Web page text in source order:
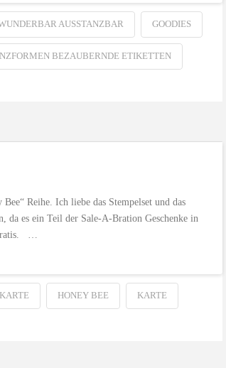
AUSSTANZBAR GOODIES
BEZAUBERNDE ETIKETTEN
Reihe. Ich liebe das Stempelset und das
da es ein Teil der Sale-A-Bration Geschenke in
gratis. …
HONEY BEE KARTE